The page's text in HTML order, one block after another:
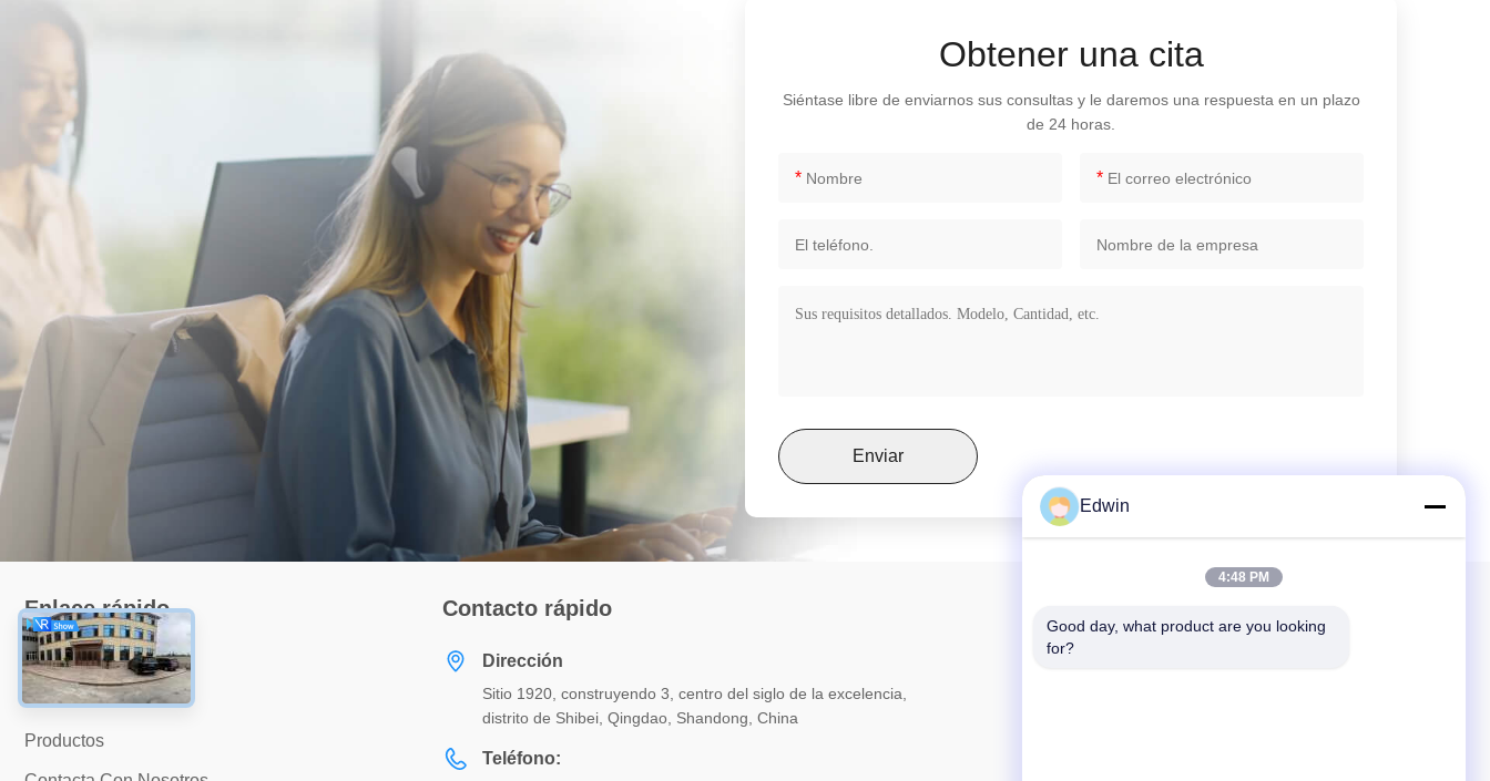
Obtener una cita
Siéntase libre de enviarnos sus consultas y le daremos una respuesta en un plazo
de 24 horas.
Enviar
Enlace rápido
En Casa
Sobre Nosotros
Productos
Contacto rápido
Dirección
Sitio 1920, construyendo 3, centro del siglo de la excelencia,
distrito de Shibei, Qingdao, Shandong, China
Teléfono:
Edwin
4:48 PM
Good day, what product are you looking
for?